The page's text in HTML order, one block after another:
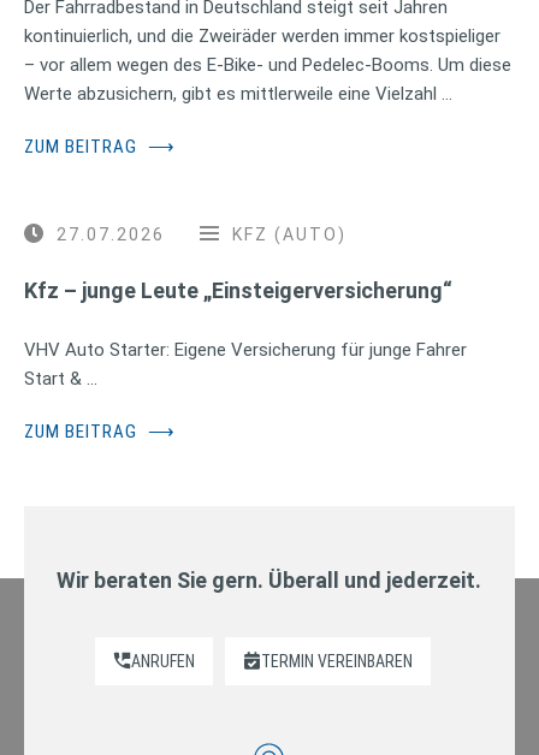
Der Fahrradbestand in Deutschland steigt seit Jahren
kontinuierlich, und die Zweiräder werden immer kostspieliger
– vor allem wegen des E-Bike- und Pedelec-Booms. Um diese
Werte abzusichern, gibt es mittlerweile eine Vielzahl …
ZUM BEITRAG ⟶
27.07.2026 KFZ (AUTO)
Kfz – junge Leute „Einsteigerversicherung“
VHV Auto Starter: Eigene Versicherung für junge Fahrer
Start & …
ZUM BEITRAG ⟶
Wir beraten Sie gern. Überall und jederzeit.
ANRUFEN TERMIN VEREINBAREN